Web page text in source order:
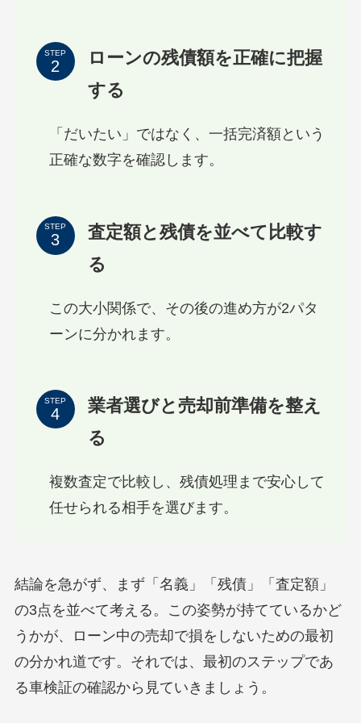
STEP
ローンの残債額を正確に把握
する
「だいたい」ではなく、一括完済額という
正確な数字を確認します。
STEP
査定額と残債を並べて比較す
る
この大小関係で、その後の進め方が2パタ
ーンに分かれます。
STEP
業者選びと売却前準備を整え
る
複数査定で比較し、残債処理まで安心して
任せられる相手を選びます。
結論を急がず、まず「名義」「残債」「査定額」
の3点を並べて考える。この姿勢が持てているかど
うかが、ローン中の売却で損をしないための最初
の分かれ道です。それでは、最初のステップであ
る車検証の確認から見ていきましょう。